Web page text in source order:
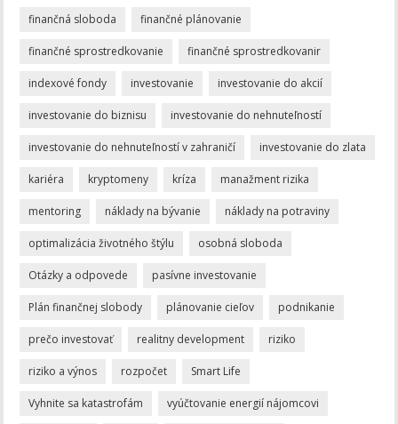
finančná sloboda finančné plánovanie
finančné sprostredkovanie finančné sprostredkovanir
indexové fondy investovanie investovanie do akcií
investovanie do biznisu investovanie do nehnuteľností
investovanie do nehnuteľností v zahraničí investovanie do zlata
kariéra kryptomeny kríza manažment rizika
mentoring náklady na bývanie náklady na potraviny
optimalizácia životného štýlu osobná sloboda
Otázky a odpovede pasívne investovanie
Plán finančnej slobody plánovanie cieľov podnikanie
prečo investovať realitny development riziko
riziko a výnos rozpočet Smart Life
Vyhnite sa katastrofám vyúčtovanie energií nájomcovi